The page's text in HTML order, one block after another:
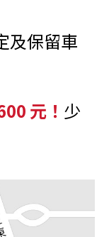
及保留車
元！ 少